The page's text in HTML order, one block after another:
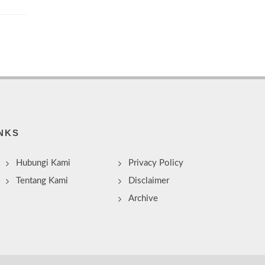
Hubungi Kami
Tentang Kami
Privacy Policy
Disclaimer
Archive